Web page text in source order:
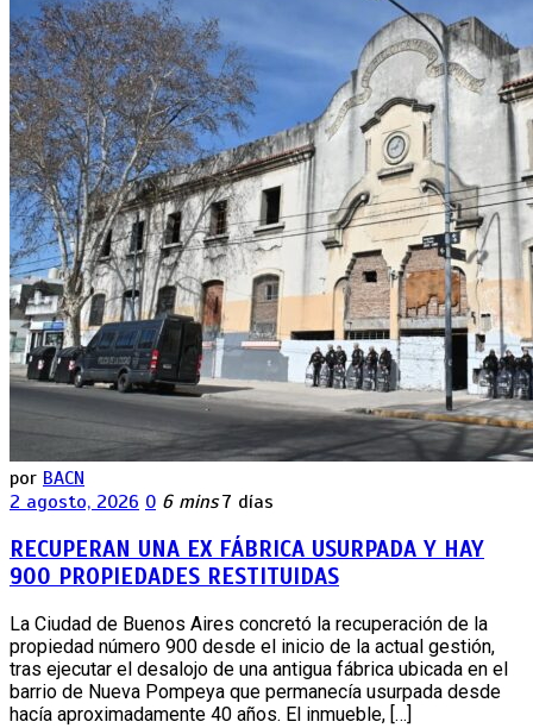
por BACN
2 agosto, 2026 0 6 mins 7 días
RECUPERAN UNA EX FÁBRICA USURPADA Y HAY
900 PROPIEDADES RESTITUIDAS
La Ciudad de Buenos Aires concretó la recuperación de la
propiedad número 900 desde el inicio de la actual gestión,
tras ejecutar el desalojo de una antigua fábrica ubicada en el
barrio de Nueva Pompeya que permanecía usurpada desde
hacía aproximadamente 40 años. El inmueble, […]